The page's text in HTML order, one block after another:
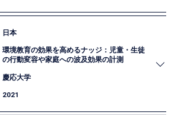
その結果はJICAウェブサイトにて
岡山県におけるEBPM推進の支援業務です。事業の
効果検証に関する技術支援を行うとともに、EBPM
関連業務全般についてのコンサルティング等を行い
ました。
日本
環境教育の効果を高めるナッジ：児童・生徒
の行動変容や家庭への波及効果の計測
慶応大学
2021